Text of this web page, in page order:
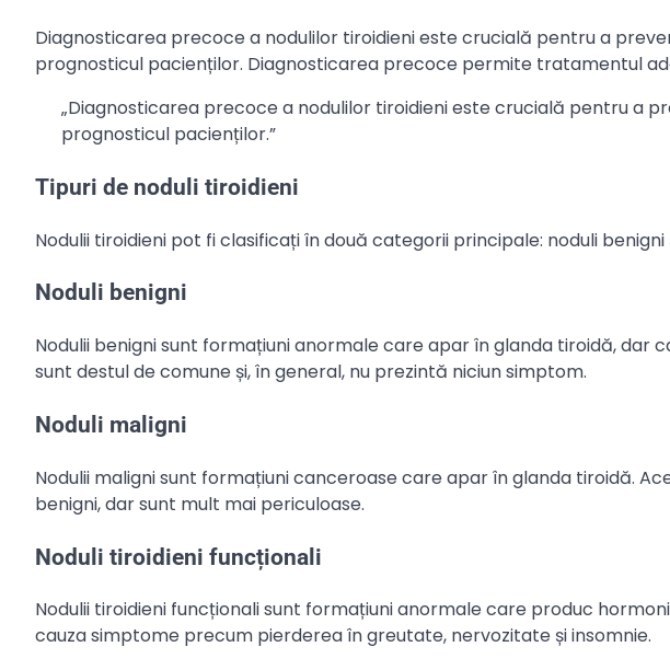
Diagnosticarea precoce a nodulilor tiroidieni este crucială pentru a
prognosticul pacienților. Diagnosticarea precoce permite tratamentul
„Diagnosticarea precoce a nodulilor tiroidieni este crucială pentru a
prognosticul pacienților.”
Tipuri de noduli tiroidieni
Nodulii tiroidieni pot fi clasificați în două categorii principale: noduli benigni
Noduli benigni
Nodulii benigni sunt formațiuni anormale care apar în glanda tiroidă, dar
sunt destul de comune și, în general, nu prezintă niciun simptom.
Noduli maligni
Nodulii maligni sunt formațiuni canceroase care apar în glanda tiroidă.
benigni, dar sunt mult mai periculoase.
Noduli tiroidieni funcționali
Nodulii tiroidieni funcționali sunt formațiuni anormale care produc
cauza simptome precum pierderea în greutate, nervozitate și insomnie.